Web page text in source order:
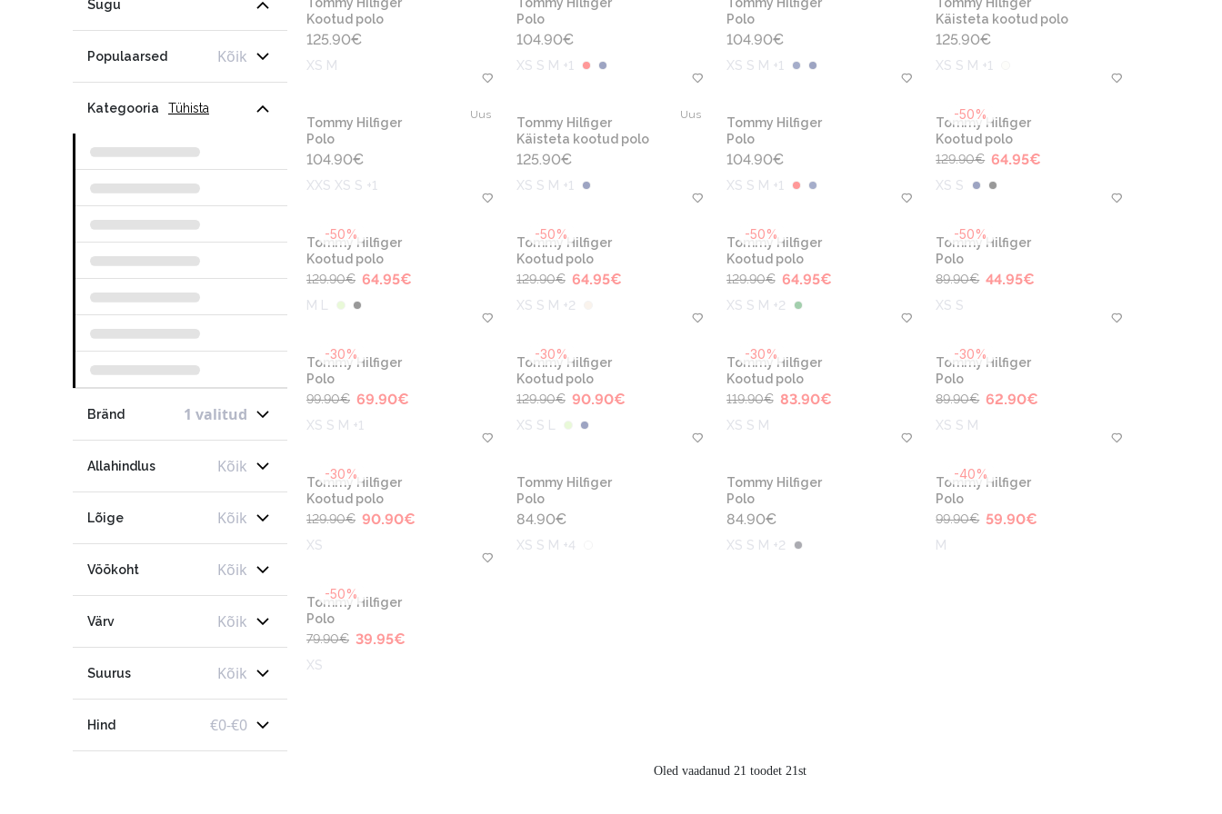
Sugu
Populaarsed Kõik
Kategooria Tühista
Bränd 1 valitud
Allahindlus Kõik
Lõige Kõik
Vöökoht Kõik
Värv Kõik
Suurus Kõik
Hind €0-€0
Kootud polo
125.90€
XS M
Polo
104.90€
XS S M +1
Polo
104.90€
XS S M +1
Käisteta kootud polo
125.90€
XS S M +1
Uus
Tommy Hilfiger
Polo
104.90€
XXS XS S +1
Uus
Tommy Hilfiger
Käisteta kootud polo
125.90€
XS S M +1
Tommy Hilfiger
Polo
104.90€
XS S M +1
-50%
Tommy Hilfiger
Kootud polo
129.90€ 64.95€
XS S
-50%
Tommy Hilfiger
Kootud polo
129.90€ 64.95€
M L
-50%
Tommy Hilfiger
Kootud polo
129.90€ 64.95€
XS S M +2
-50%
Tommy Hilfiger
Kootud polo
129.90€ 64.95€
XS S M +2
-50%
Tommy Hilfiger
Polo
89.90€ 44.95€
XS S
-30%
Tommy Hilfiger
Polo
99.90€ 69.90€
XS S M +1
-30%
Tommy Hilfiger
Kootud polo
129.90€ 90.90€
XS S L
-30%
Tommy Hilfiger
Kootud polo
119.90€ 83.90€
XS S M
-30%
Tommy Hilfiger
Polo
89.90€ 62.90€
XS S M
-30%
Tommy Hilfiger
Kootud polo
129.90€ 90.90€
XS
Tommy Hilfiger
Polo
84.90€
XS S M +4
Tommy Hilfiger
Polo
84.90€
XS S M +2
-40%
Tommy Hilfiger
Polo
99.90€ 59.90€
M
-50%
Tommy Hilfiger
Polo
79.90€ 39.95€
XS
Oled vaadanud 21 toodet 21st